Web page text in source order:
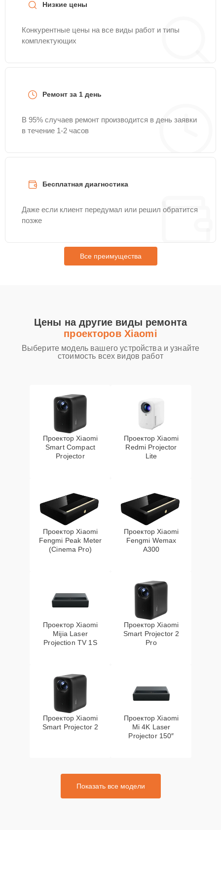
Низкие цены
Конкурентные цены на все виды работ и типы
комплектующих
Ремонт за 1 день
В 95% случаев ремонт производится в день заявки
в течение 1-2 часов
Бесплатная диагностика
Даже если клиент передумал или решил обратится
позже
Все преимущества
Цены на другие виды ремонта
проекторов Xiaomi
Выберите модель вашего устройства и узнайте
стоимость всех видов работ
Проектор Xiaomi
Smart Compact
Projector
Проектор Xiaomi
Redmi Projector
Lite
Проектор Xiaomi
Fengmi Peak Meter
(Cinema Pro)
Проектор Xiaomi
Fengmi Wemax
A300
Проектор Xiaomi
Mijia Laser
Projection TV 1S
Проектор Xiaomi
Smart Projector 2
Pro
Проектор Xiaomi
Smart Projector 2
Проектор Xiaomi
Mi 4K Laser
Projector 150″
Показать все модели